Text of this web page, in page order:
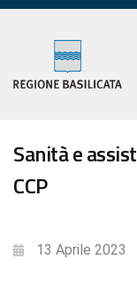
Sanità e
CCP
13 Aprile 2023